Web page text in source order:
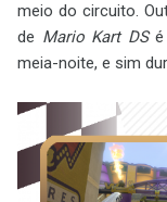
meio do circuito.
de Mario Kart DSé
meia-noite, e sim